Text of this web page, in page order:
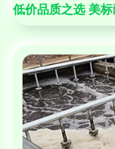
低价品质之选 美